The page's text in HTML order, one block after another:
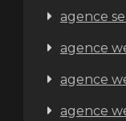
agence
agence
agence
agence